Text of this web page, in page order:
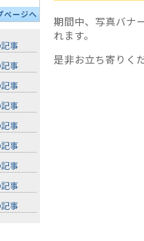
ページへ
事
事
事
事
事
事
事
事
事
期間中、写真バナ
れます。
是非お立ち寄りく